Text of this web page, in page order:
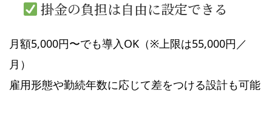
掛金の負担は自由に設定できる
月額5,000円〜でも導入OK（※上限は55,000円／
月）
雇用形態や勤続年数に応じて差をつける設計も可能